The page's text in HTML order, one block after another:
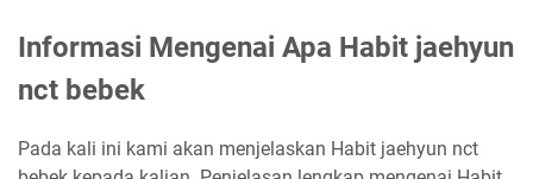
Informasi Mengenai Apa Habit jaehyun
nct bebek
Pada kali ini kami akan menjelaskan Habit jaehyun nct